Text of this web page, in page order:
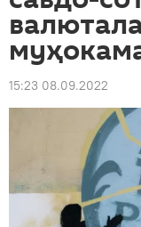
15:23 08.09.2022